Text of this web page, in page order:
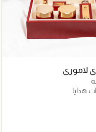
لاموري
هدايا